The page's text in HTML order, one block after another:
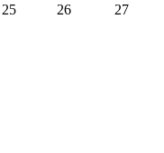
25 26
27